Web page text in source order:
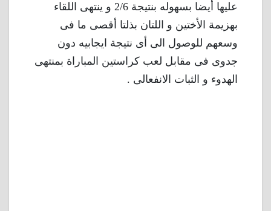
عليها أيضا بسهوله بنتيجة 2/6 و ينتهى اللقاء
بهزيمة الأختين و اللتان بذلتا أقصى ما فى
وسعهم للوصول الى أى نتيجة ايجابيه دون
جدوى فى مقابل لعب كراستين المباراة بمنتهى
الهدوء و الثبات الانفعالى .